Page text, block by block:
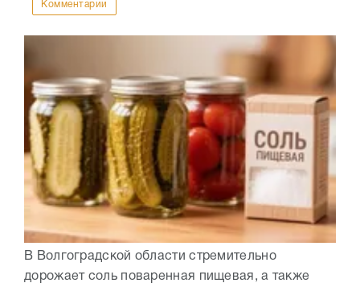
Комментарии
В Волгоградской области стремительно
дорожает соль поваренная пищевая, а также